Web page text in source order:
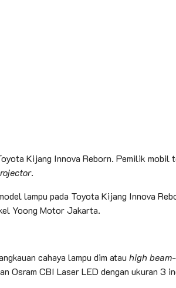
Kijang Innova Reborn. Pemilik mobil
.
lampu pada Toyota Kijang Innova
Yoong Motor Jakarta.
cahaya lampu dim atau high beam
Osram CBI Laser LED dengan ukuran 3